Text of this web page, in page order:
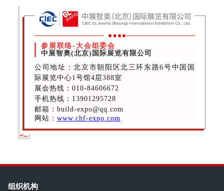
参展联络-大会组委会
中展智奥(北京)国际展览有限公司
公司地址：北京市朝阳区北三环东路6号中国国
际展览中心1号馆4层388室
展会热线：010-84606672
手机热线：13901295728
邮箱：build-expo@qq.com
网站： www.chf-expo.com
组织机构